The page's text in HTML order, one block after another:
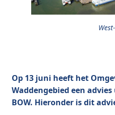
Op 13 juni heeft het
Waddengebied een
BOW. Hieronder is dit